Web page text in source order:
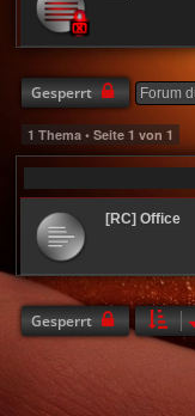
Gesperrt
1 Thema • Seite 1 von 1
[RC] Office
Gesperrt